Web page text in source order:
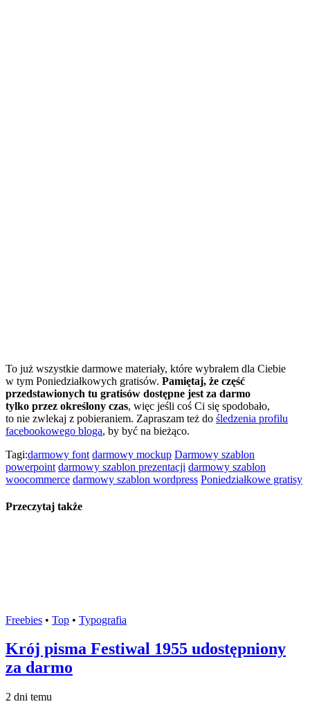
To już wszystkie darmowe materiały, które wybrałem dla Ciebie
w tym Poniedziałkowych gratisów. Pamiętaj, że część
przedstawionych tu gratisów dostępne jest za darmo
tylko przez określony czas, więc jeśli coś Ci się spodobało,
to nie zwlekaj z pobieraniem. Zapraszam też do śledzenia profilu
facebookowego bloga, by być na bieżąco.
Tagi:darmowy font darmowy mockup Darmowy szablon
powerpoint darmowy szablon prezentacji darmowy szablon
woocommerce darmowy szablon wordpress Poniedziałkowe gratisy
Przeczytaj także
Freebies • Top • Typografia
Krój pisma Festiwal 1955 udostępniony
za darmo
2 dni temu